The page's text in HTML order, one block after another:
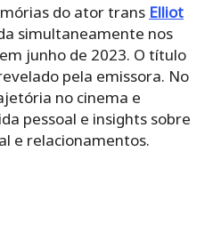
do ator trans Elliot
simultaneamente nos
junho de 2023. O título
pela emissora. No
no cinema e
pessoal e insights sobre
e relacionamentos.